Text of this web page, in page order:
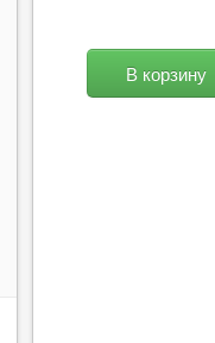
В корзину